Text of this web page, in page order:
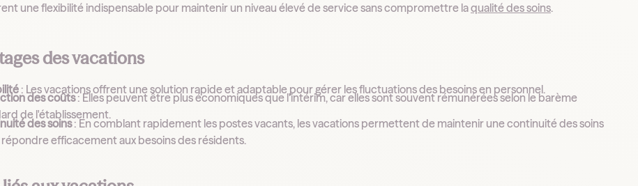
une flexibilité indispensable pour maintenir un niveau élevé de service sans compromettre laqualité des soins.
des vacations
: Les vacations offrent une solution rapide et adaptable pour gérer les fluctuations des besoins en personnel.
des coûts: Elles peuvent être plus économiques que l'intérim, car elles sont souvent rémunérées selon le barème
de l'établissement.
des soins: En comblant rapidement les postes vacants, les vacations permettent de maintenir une continuité des soins
efficacement aux besoins des résidents.